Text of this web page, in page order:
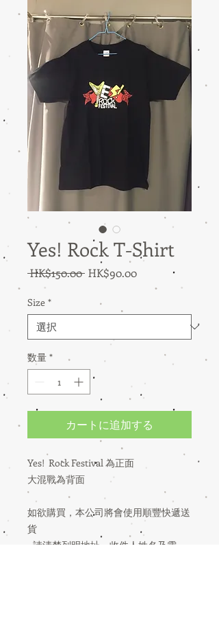
Yes! Rock T-Shirt
HK$150.00 通
格
HK$90.00セ
価
Size *
数量 *
カートに追加する
Yes! Rock Festival 為正面
大混戰為背面
如欲購買，本公司將會使用順豐快遞送
貨
- 請清楚列明地址、收件人姓名及電